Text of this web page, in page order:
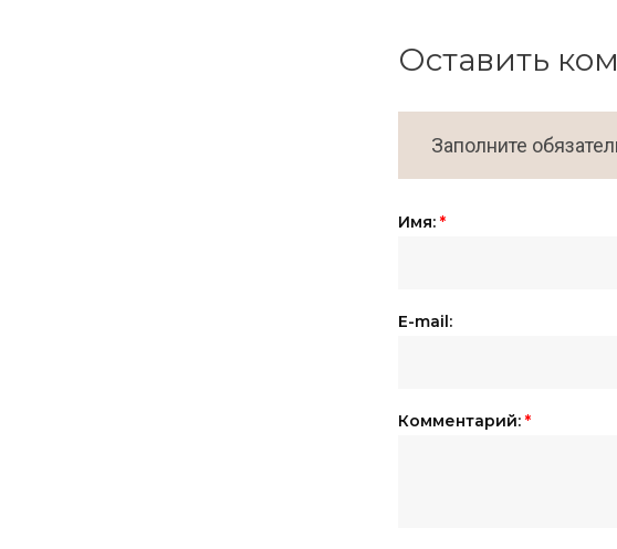
Оставить
Заполните
Имя: *
E-mail:
Комментарий: *